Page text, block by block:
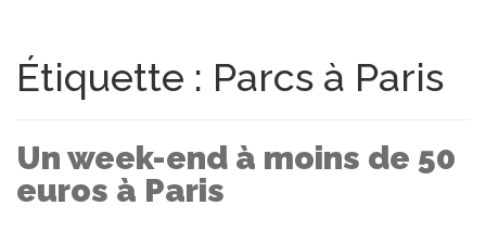
Étiquette : Parcs à Paris
Un week-end à moins de 50
euros à Paris